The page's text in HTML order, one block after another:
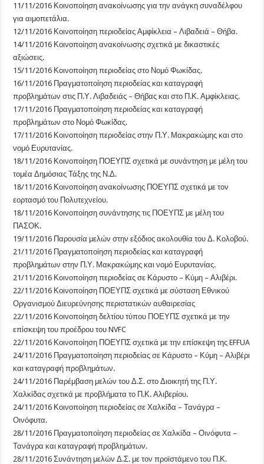
11/11/2016 Κοινοποίηση ανακοίνωσης για την ανάγκη συναδέλφου
για αιμοπετάλια.
12/11/2016 Κοινοποίηση περιοδείας Αμφίκλεια – Λιβαδειά – Θήβα.
14/11/2016 Κοινοποίηση ανακοίνωσης σχετικά με δικαστικές
αξιώσεις.
15/11/2016 Κοινοποίηση περιοδείας στο Νομό Φωκίδας.
16/11/2016 Πραγματοποίηση περιοδείας και καταγραφή
προβλημάτων στις Π.Υ. Λιβαδειάς – Θήβας και στο Π.Κ. Αμφίκλειας.
17/11/2016 Πραγματοποίηση περιοδείας και καταγραφή
προβλημάτων στο Νομό Φωκίδας.
17/11/2016 Κοινοποίηση περιοδείας στην Π.Υ. Μακρακώμης και στο
νομό Ευρυτανίας.
18/11/2016 Κοινοποίηση ΠΟΕΥΠΣ σχετικά με συνάντηση με μέλη του
τομέα Δημόσιας Τάξης της Ν.Δ.
18/11/2016 Κοινοποίηση ανακοίνωσης ΠΟΕΥΠΣ σχετικά με τον
εορτασμό του Πολυτεχνείου.
18/11/2016 Κοινοποίηση συνάντησης τις ΠΟΕΥΠΣ με μέλη του
ΠΑΣΟΚ.
19/11/2016 Παρουσία μελών στην εξόδιος ακολουθία του Δ. Κολοβού.
21/11/2016 Πραγματοποίηση περιοδείας και καταγραφή
προβλημάτων στην Π.Υ. Μακρακώμης και νομό Ευρυτανίας.
21/11/2016 Κοινοποίηση περιοδείας σε Κάρυστο – Κύμη – Αλιβέρι.
22/11/2016 Κοινοποίηση ΠΟΕΥΠΣ σχετικά με σύσταση Εθνικού
Οργανισμού Διευρεύνησης περιστατικών αυθαιρεσίας
22/11/2016 Κοινοποίηση δελτίου τύπου ΠΟΕΥΠΣ σχετικά με την
επίσκεψη του προέδρου του NVFC
22/11/2016 Κοινοποίηση ΠΟΕΥΠΣ σχετικά με την επίσκεψη της EFFUA
24/11/2016 Πραγματοποίηση περιοδείας σε Κάρυστο – Κύμη – Αλιβέρι
και καταγραφή προβλημάτων.
24/11/2016 Παρέμβαση μελών του Δ.Σ. στο Διοικητή της Π.Υ.
Χαλκίδας σχετικά με προβλήματα το Π.Κ. Αλιβερίου.
24/11/2016 Κοινοποίηση περιοδείας σε Χαλκίδα – Τανάγρα –
Οινόφυτα.
28/11/2016 Πραγματοποίηση περιοδείας σε Χαλκίδα – Οινόφυτα –
Τανάγρα και καταγραφή προβλημάτων.
28/11/2016 Συνάντηση μελών Δ.Σ. με τον προϊστάμενο του Π.Κ.